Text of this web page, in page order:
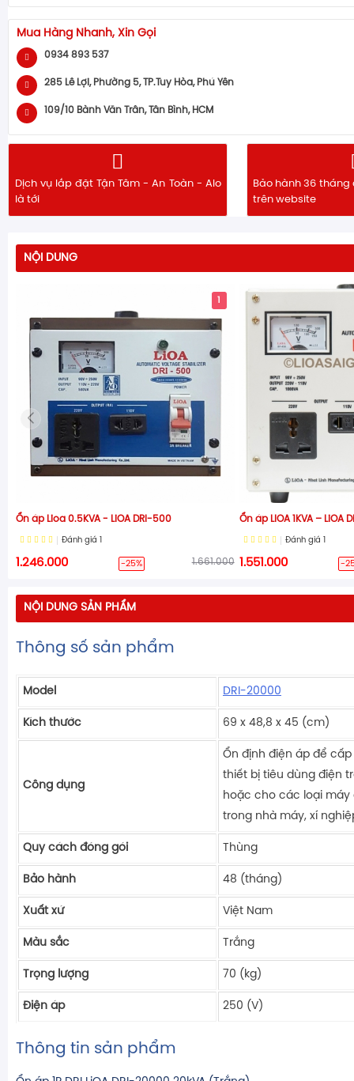
Mua Hàng Nhanh, Xin Gọi
0934 893 537
285 Lê Lợi, Phường 5, TP.Tuy Hòa, Phú Yên
109/10 Bành Văn Trân, Tân Bình, HCM
Dịch vụ lắp đặt Tận Tâm - An Toàn - Alo
là tới
Bảo hành 36
trên website
NỘI DUNG
1
Ổn áp Lioa 0.5KVA - LiOA DRI-500
Đánh giá
1.246.000 -25% 1.661.000
Ổn áp LIOA 1KVA – LiOA
Đánh giá
1.551.000 -
NỘI DUNG SẢN PHẨM
Thông số sản phẩm
Model DRI-20000
Kích thước 69 x 48,8 x 45 (cm)
Công dụng
Ổn định điện áp để
thiết bị tiêu dùng điện
hoặc cho các loại máy
trong nhà máy, xí
Quy cách đóng gói Thùng
Bảo hành 48 (tháng)
Xuất xứ Việt Nam
Màu sắc Trắng
Trọng lượng 70 (kg)
Điện áp 250 (V)
Thông tin sản phẩm